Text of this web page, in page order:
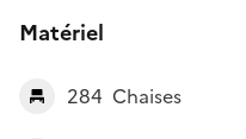
Matériel
284 Chaises